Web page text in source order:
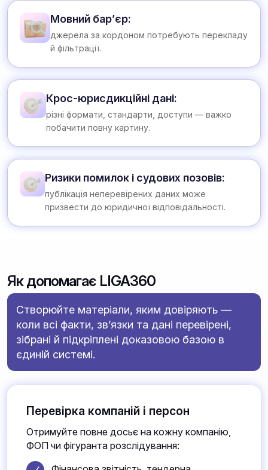
Мовний бар’єр:
джерела за кордоном потребують перекладу
й фільтрації.
Крос-юрисдикційні дані:
різні формати, стандарти, доступи — важко
побачити повну картину.
Ризики помилок і судових позовів:
публікація неперевірених даних може
призвести до юридичної відповідальності.
Як допомагає LIGA360
Створюйте матеріали, яким довіряють —
коли всі факти, зв’язки та дані перевірені,
зібрані й підкріплені доказовою базою в
єдиній системі.
Перевірка компаній і персон
Отримуйте повне досьє на кожну компанію,
ФОП чи фігуранта розслідування: